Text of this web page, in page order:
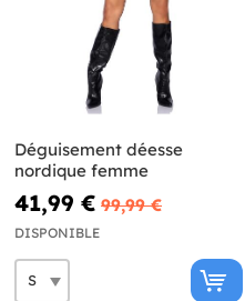
Déguisement déesse
nordique femme
41,99 € 99,99 €
DISPONIBLE